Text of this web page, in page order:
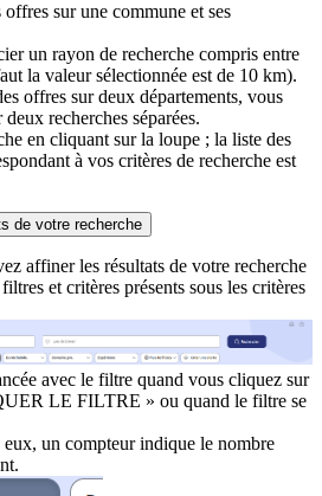
sur une commune et ses
un rayon de recherche compris entre
la valeur sélectionnée est de 10 km).
offres sur deux départements, vous
recherches séparées.
en cliquant sur la loupe ; la liste des
à vos critères de recherche est
de votre recherche
affiner les résultats de votre recherche
et critères présents sous les critères
avec le filtre quand vous cliquez sur
LE FILTRE » ou quand le filtre se
eux, un compteur indique le nombre